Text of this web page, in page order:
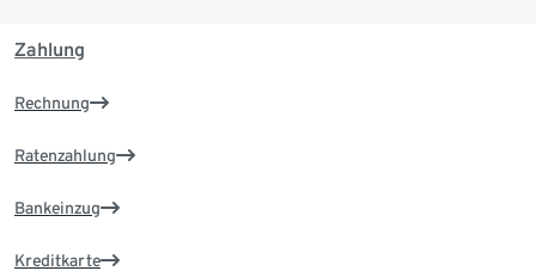
Zahlung
Rechnung
Ratenzahlung
Bankeinzug
Kreditkarte